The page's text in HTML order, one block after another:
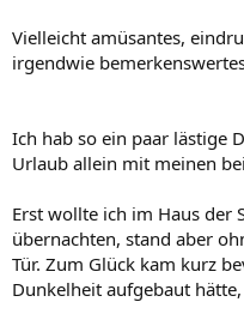
Vielleicht amüsantes,
irgendwie
Ich hab so ein paar lästige
Urlaub allein mit meinen
Erst wollte ich im Haus der
übernachten, stand aber
Tür. Zum Glück kam kurz
Dunkelheit aufgebaut